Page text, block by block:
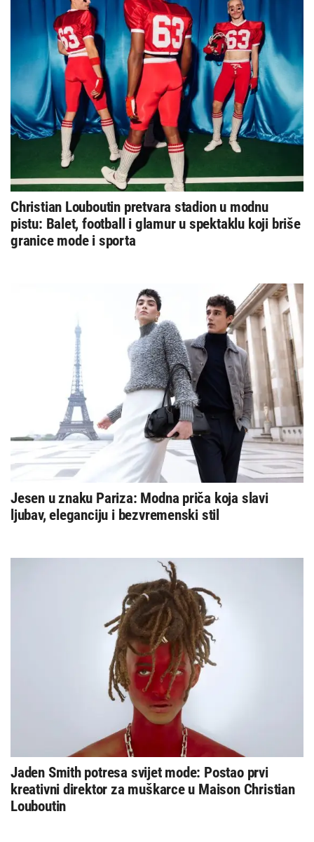
Christian Louboutin pretvara stadion u modnu
pistu: Balet, football i glamur u spektaklu koji briše
granice mode i sporta
Jesen u znaku Pariza: Modna priča koja slavi
ljubav, eleganciju i bezvremenski stil
Jaden Smith potresa svijet mode: Postao prvi
kreativni direktor za muškarce u Maison Christian
Louboutin